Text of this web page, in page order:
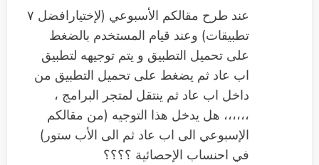
عند طرح مقالكم الأسبوعي (لإختيارافضل ٧
تطبيقات) وعند قيام المستخدم بالضغط
على تحميل التطبيق و يتم توجيهه لتطبيق
اب عاد ثم يضغط على تحميل التطبيق من
داخل اب عاد ثم ينتقل لمتجر البرامج ،
،،،،،، هل يدخل هذا التوجيه (من مقالكم
الإسبوعي الى اب عاد ثم الى الأب ستور)
في احنساب الإحصائية ؟؟؟؟